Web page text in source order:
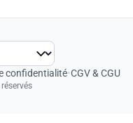
confidentialité•CGV & CGU